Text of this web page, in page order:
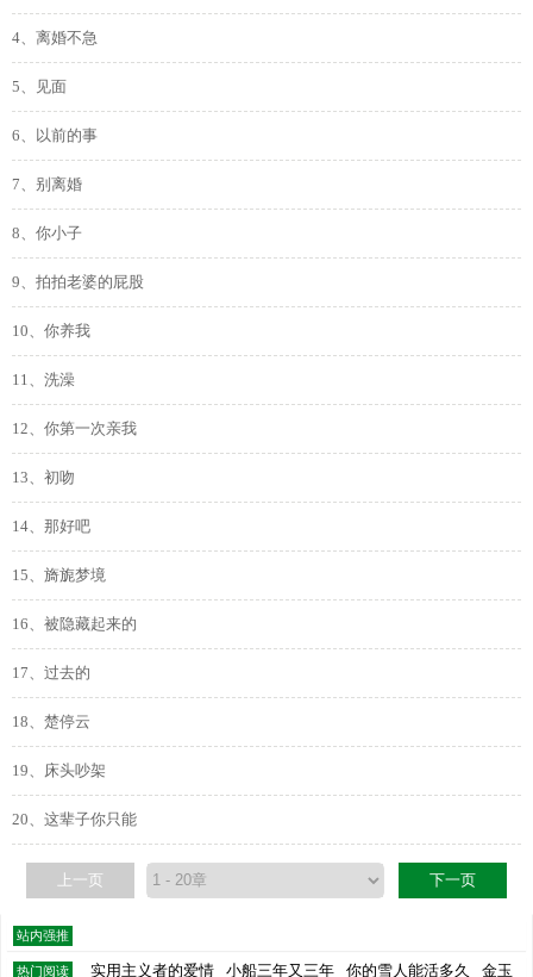
4、离婚不急
5、见面
6、以前的事
7、别离婚
8、你小子
9、拍拍老婆的屁股
10、你养我
11、洗澡
12、你第一次亲我
13、初吻
14、那好吧
15、旖旎梦境
16、被隐藏起来的
17、过去的
18、楚停云
19、床头吵架
20、这辈子你只能
上一页 下一页
站内强推
热门阅读 实用主义者的爱情 小船三年又三年 你的雪人能活多久 金玉